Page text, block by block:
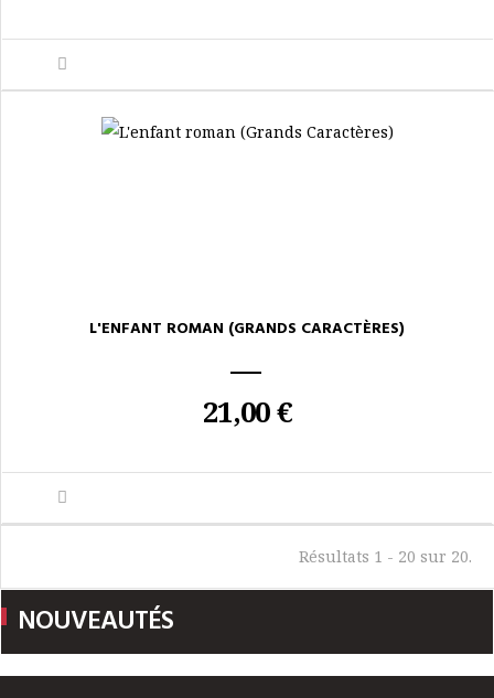
L'ENFANT ROMAN (GRANDS CARACTÈRES)
21,00 €
Résultats 1 - 20 sur 20.
NOUVEAUTÉS